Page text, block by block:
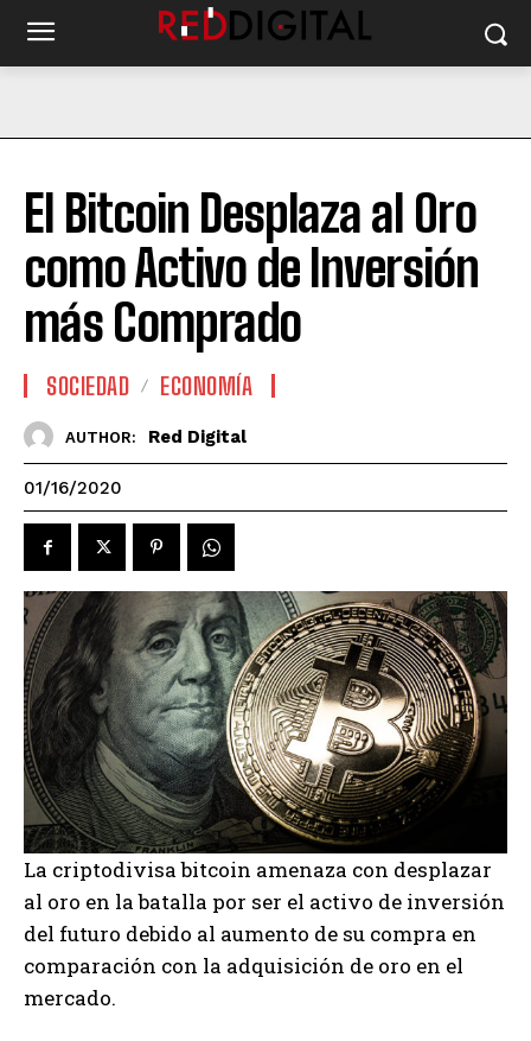
El Bitcoin Desplaza al Oro
como Activo de Inversión
más Comprado
SOCIEDAD ECONOMÍA
AUTHOR: Red Digital
01/16/2020
La criptodivisa bitcoin amenaza con desplazar
al oro en la batalla por ser el activo de inversión
del futuro debido al aumento de su compra en
comparación con la adquisición de oro en el
mercado.